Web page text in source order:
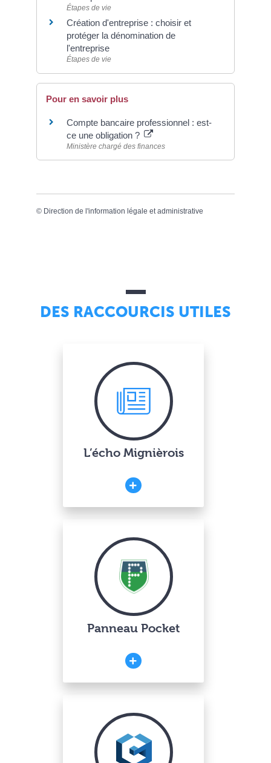
Étapes de vie
Création d'entreprise : choisir et
protéger la dénomination de
l'entreprise
Étapes de vie
Pour en savoir plus
Compte bancaire professionnel : est-
ce une obligation ?
Ministère chargé des finances
© Direction de l'information légale et administrative
DES RACCOURCIS UTILES
L’écho Mignièrois
Panneau Pocket